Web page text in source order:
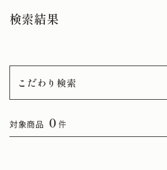
検索結果
こだわり検索
対象商品 0 件